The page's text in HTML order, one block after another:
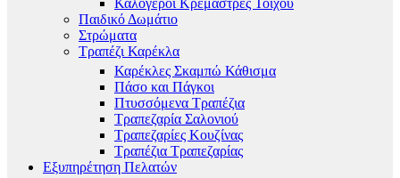
Καλόγεροι Κρεμάστρες Τοίχου
Παιδικό Δωμάτιο
Στρώματα
Τραπέζι Καρέκλα
Καρέκλες Σκαμπώ Κάθισμα
Πάσο και Πάγκοι
Πτυσσόμενα Τραπέζια
Τραπεζαρία Σαλονιού
Τραπεζαρίες Κουζίνας
Τραπέζια Τραπεζαρίας
Εξυπηρέτηση Πελατών